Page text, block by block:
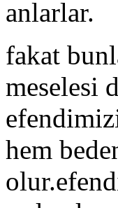
anlarlar.
fakat
meselesi
hem